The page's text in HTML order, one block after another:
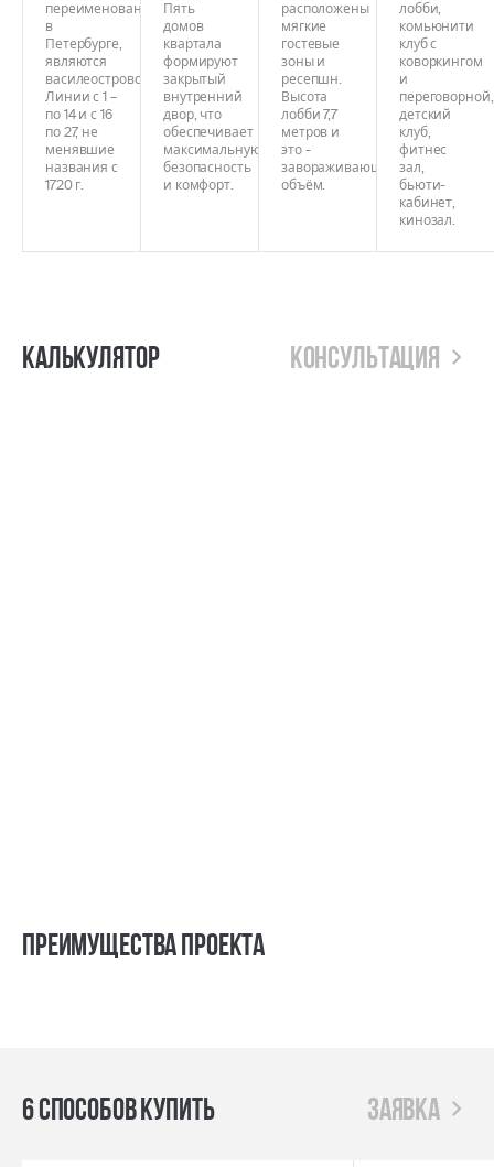
переименований
в
Петербурге,
являются
василеостровские
Линии с 1 –
по 14 и с 16
по 27, не
менявшие
названия с
1720 г.
Пять
домов
квартала
формируют
закрытый
внутренний
двор, что
обеспечивает
максимальную
безопасность
и комфорт.
расположены
мягкие
гостевые
зоны и
ресепшн.
Высота
лобби 7,7
метров и
это -
завораживающий
объём.
лобби,
комьюнити
клуб с
коворкингом
и
переговорной,
детский
клуб,
фитнес
зал,
бьюти-
кабинет,
кинозал.
Калькулятор Консультация
Преимущества проекта
6 способов купить заявка